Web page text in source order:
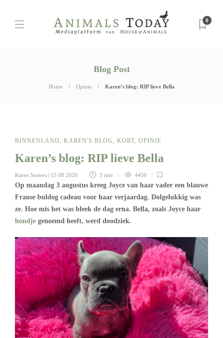
0
Blog Post
Home Opinie Karen’s blog: RIP lieve Bella
BINNENLAND, KAREN'S BLOG, KORT, OPINIE
Karen’s blog: RIP lieve Bella
Karen Soeters | 13 08 2020 3 min 4450
Op maandag 3 augustus kreeg Joyce van haar vader een blauwe
Franse buldog cadeau voor haar verjaardag. Dolgelukkig was
ze. Hoe mis het was bleek de dag erna. Bella, zoals Joyce haar
hondje genoemd heeft, werd doodziek.